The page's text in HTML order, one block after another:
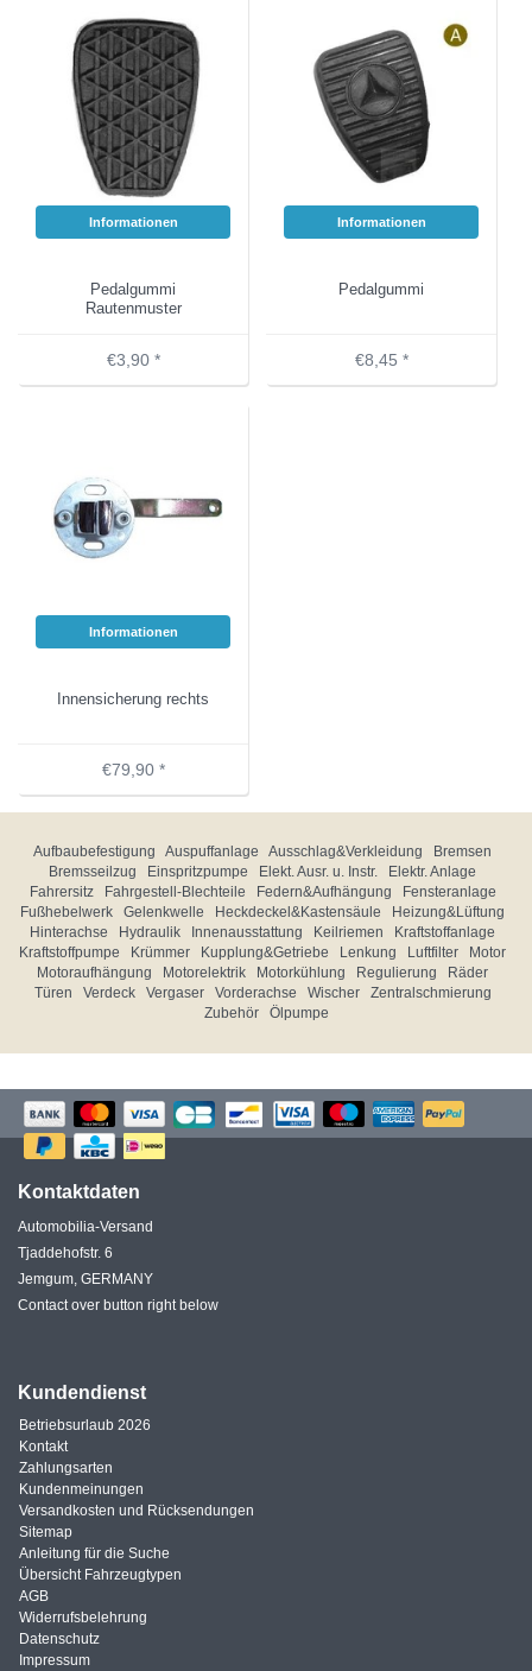
Informationen
Pedalgummi
Rautenmuster
€3,90 *
Informationen
Pedalgummi
€8,45 *
Informationen
Innensicherung rechts
€79,90 *
Aufbaubefestigung Auspuffanlage Ausschlag&Verkleidung
Bremsen
Bremsseilzug
Einspritzpumpe Elekt. Ausr. u. Instr.
Elektr. Anlage
Fahrersitz
Fahrgestell-Blechteile Federn&Aufhängung
Fensteranlage
Fußhebelwerk
Gelenkwelle Heckdeckel&Kastensäule
Heizung&Lüftung
Hinterachse
Hydraulik Innenausstattung Keilriemen
Kraftstoffanlage
Kraftstoffpumpe
Krümmer Kupplung&Getriebe Lenkung Luftfilter
Motor
Motoraufhängung
Motorelektrik Motorkühlung Regulierung
Räder
Türen
Verdeck Vergaser Vorderachse Wischer
Zentralschmierung
Zubehör
Ölpumpe
Kontaktdaten
Automobilia-Versand
Tjaddehofstr. 6
Jemgum, GERMANY
Contact over button right below
Kundendienst
Betriebsurlaub 2026
Kontakt
Zahlungsarten
Kundenmeinungen
Versandkosten und Rücksendungen
Sitemap
Anleitung für die Suche
Übersicht Fahrzeugtypen
AGB
Widerrufsbelehrung
Datenschutz
Impressum